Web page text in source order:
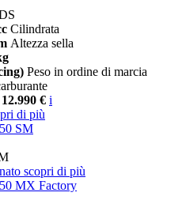
Cilindrata
Altezza sella
Peso in ordine di marcia
€ i
di più
SM
scopri di più
MX Factory